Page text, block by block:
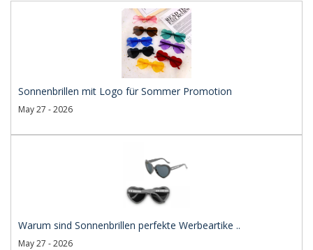
Sonnenbrillen mit Logo für Sommer Promotion
May 27 - 2026
Warum sind Sonnenbrillen perfekte Werbeartike ..
May 27 - 2026